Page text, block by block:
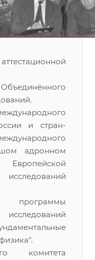
и стран-
адронном
комитета